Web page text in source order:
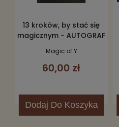
13 kroków, by stać się
magicznym - AUTOGRAF
Magic of Y
60,00 zł
Dodaj Do Koszyka